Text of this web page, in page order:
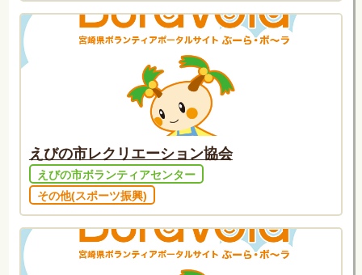
えびの市レクリエーション協会
えびの市ボランティアセンター
その他(スポーツ振興)